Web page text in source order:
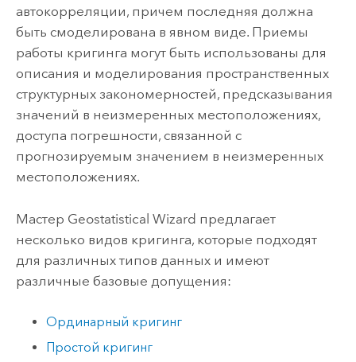
автокорреляции, причем последняя должна
быть смоделирована в явном виде. Приемы
работы кригинга могут быть использованы для
описания и моделирования пространственных
структурных закономерностей, предсказывания
значений в неизмеренных местоположениях,
доступа погрешности, связанной с
прогнозируемым значением в неизмеренных
местоположениях.
Мастер Geostatistical Wizard предлагает
несколько видов кригинга, которые подходят
для различных типов данных и имеют
различные базовые допущения:
Ординарный кригинг
Простой кригинг